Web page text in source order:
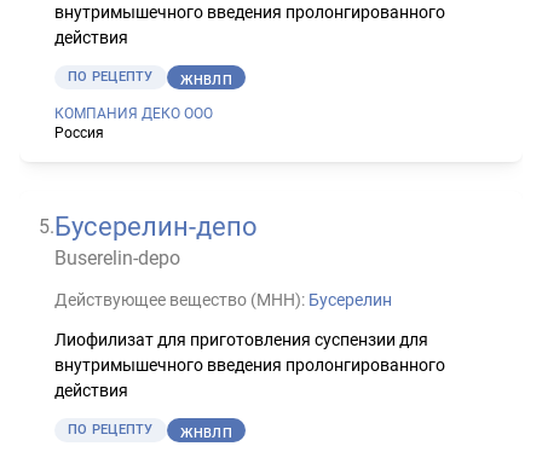
внутримышечного введения пролонгированного
действия
ПО РЕЦЕПТУ ЖНВЛП
КОМПАНИЯ ДЕКО ООО
Россия
5.Бусерелин-депо
Buserelin-depo
Действующее вещество (МНН): Бусерелин
Лиофилизат для приготовления суспензии для
внутримышечного введения пролонгированного
действия
ПО РЕЦЕПТУ ЖНВЛП